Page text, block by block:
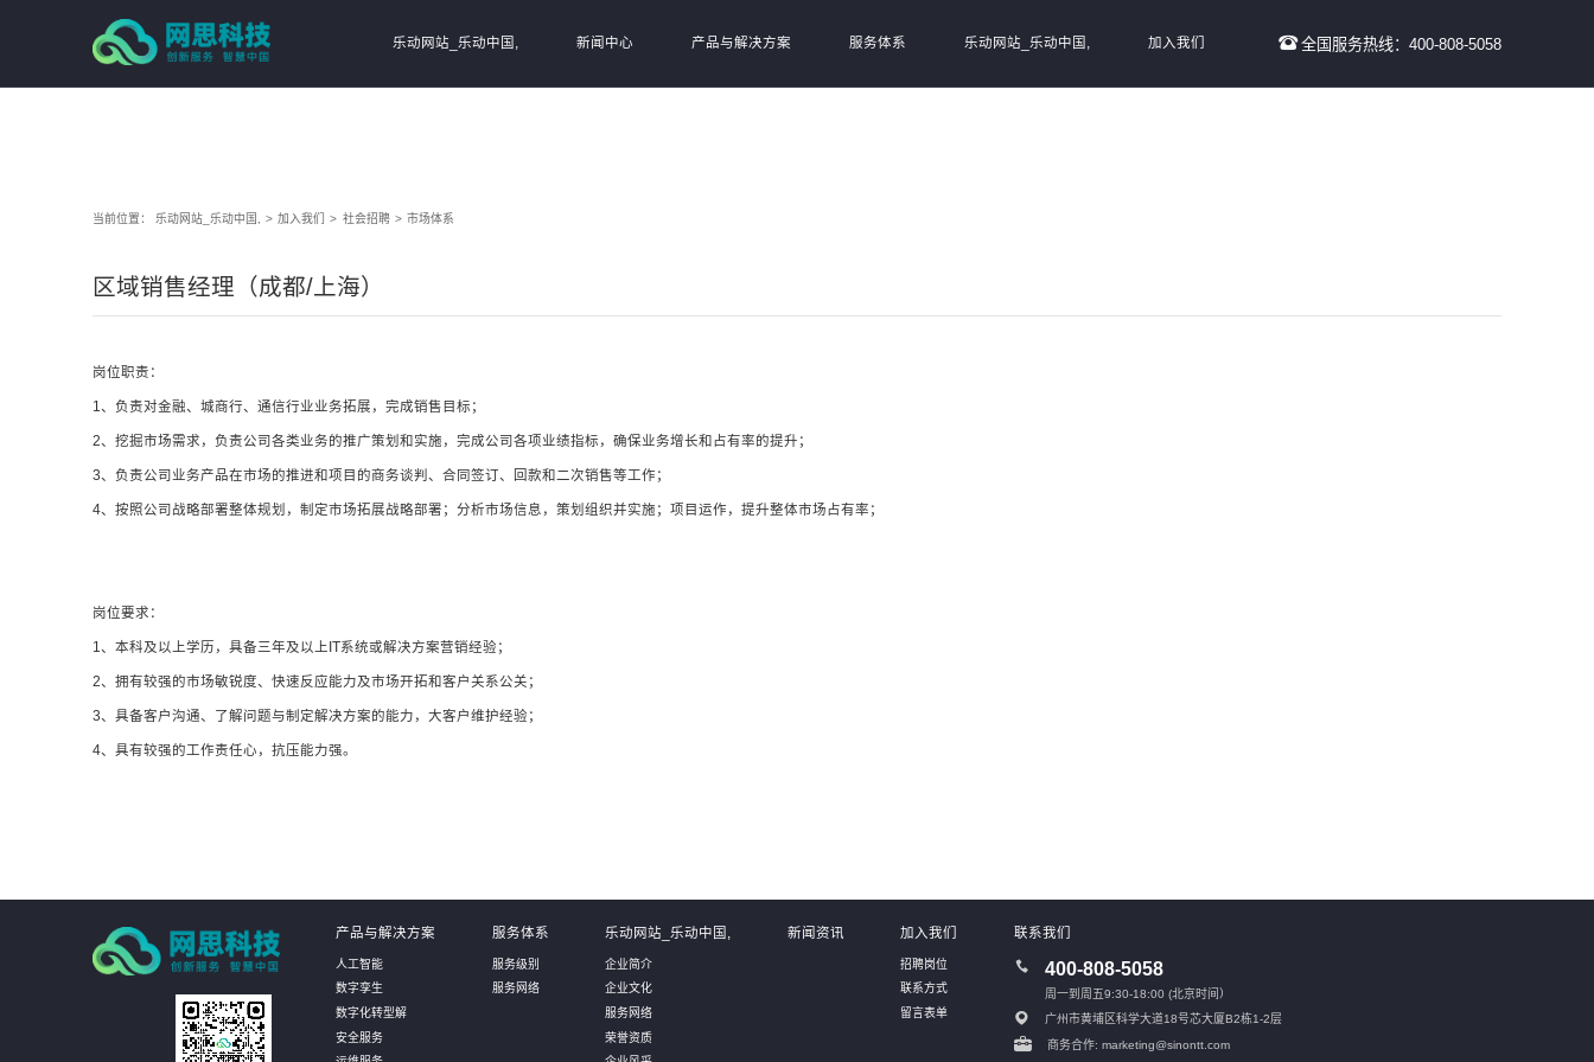
乐动网站_乐动中国, 新闻中心 产品与解决方案 服务体系 乐动网站_乐动中国, 加入我们 全国服务热线：400-808-5058
当前位置： 乐动网站_乐动中国, > 加入我们 > 社会招聘 > 市场体系
区域销售经理（成都/上海）
岗位职责：
1、负责对金融、城商行、通信行业业务拓展，完成销售目标；
2、挖掘市场需求，负责公司各类业务的推广策划和实施，完成公司各项业绩指标，确保业务增长和占有率的提升；
3、负责公司业务产品在市场的推进和项目的商务谈判、合同签订、回款和二次销售等工作；
4、按照公司战略部署整体规划，制定市场拓展战略部署；分析市场信息，策划组织并实施；项目运作，提升整体市场占有率；
岗位要求：
1、本科及以上学历，具备三年及以上IT系统或解决方案营销经验；
2、拥有较强的市场敏锐度、快速反应能力及市场开拓和客户关系公关；
3、具备客户沟通、了解问题与制定解决方案的能力，大客户维护经验；
4、具有较强的工作责任心，抗压能力强。
产品与解决方案
人工智能
数字孪生
数字化转型解
安全服务
服务体系
服务级别
服务网络
乐动网站_乐动中国,
企业简介
企业文化
服务网络
荣誉资质
新闻资讯 加入我们
招聘岗位
联系方式
留言表单
联系我们
400-808-5058
周一到周五9:30-18:00 (北京时间）
广州市黄埔区科学大道18号芯大厦B2栋1-2层
商务合作: marketing@sinontt.com